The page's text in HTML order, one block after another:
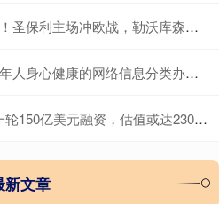
利主场冲欧战，勒沃库森客场争上游
络信息分类办法（征求意见稿）》公开征求意见
亿美元融资，估值或达2300亿美元
新文章